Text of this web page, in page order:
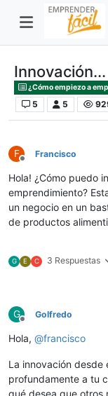
Innovación...
¿Cómo empiezo a
5 5
F
Desconectado
Francisco
Hola! ¿Cómo puedo
emprendimiento?
un negocio en un
de productos
G E C 3 Respuestas
G
Desconectado
Golfredo
Hola, @francisco
La innovación desde
profundamente a tu
qué desea que otros